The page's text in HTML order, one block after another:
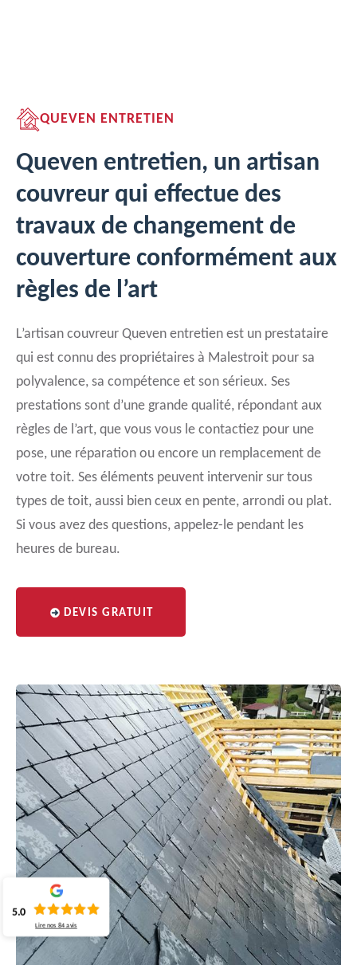
QUEVEN ENTRETIEN
Queven entretien, un artisan
couvreur qui effectue des
travaux de changement de
couverture conformément aux
règles de l’art
L’artisan couvreur Queven entretien est un prestataire
qui est connu des propriétaires à Malestroit pour sa
polyvalence, sa compétence et son sérieux. Ses
prestations sont d’une grande qualité, répondant aux
règles de l’art, que vous vous le contactiez pour une
pose, une réparation ou encore un remplacement de
votre toit. Ses éléments peuvent intervenir sur tous
types de toit, aussi bien ceux en pente, arrondi ou plat.
Si vous avez des questions, appelez-le pendant les
heures de bureau.
DEVIS GRATUIT
5.0
Lire nos84 avis